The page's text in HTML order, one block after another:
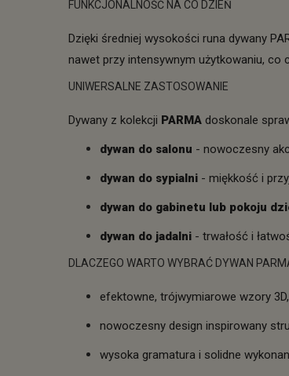
FUNKCJONALNOŚĆ NA CO DZIEŃ
Dzięki średniej wysokości runa dywany
nawet przy intensywnym użytkowaniu,
UNIWERSALNE ZASTOSOWANIE
Dywany z kolekcji PARMA doskonale
dywan do salonu - nowoczesny
dywan do sypialni - miękkość i
dywan do gabinetu lub pokoju
dywan do jadalni - trwałość i
DLACZEGO WARTO WYBRAĆ DYWAN
efektowne, trójwymiarowe wzory 3D,
nowoczesny design inspirowany
wysoka gramatura i solidne